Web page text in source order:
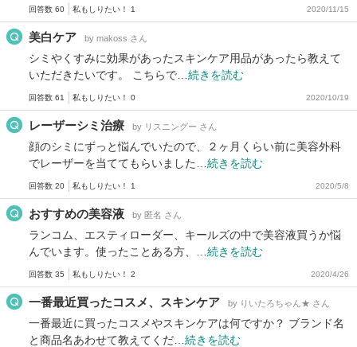
回答数 60 私もしりたい！ 1 2020/11/15
美白ケア by makoss さん
シミやくすみに効果があったスキンケア用品があったら教えて
いただきたいです。 こちらで… 続きを読む
回答数 61 私もしりたい！ 0 2020/10/19
レーザーシミ治療 by リスニングー さん
顔のシミにずっと悩んでいたので、２ヶ月くらい前に美容外科
でレーザーを当ててもらいました… 続きを読む
回答数 20 私もしりたい！ 1 2020/5/8
おすすめの美容液 by 匿名 さん
ランコム、エスティローダー、キールズの中で美容液買うか悩
んでいます。使ったことある方、… 続きを読む
回答数 35 私もしりたい！ 2 2020/4/26
一番最近買ったコスメ、スキンケア by りいたろちゃん★ さん
一番最近に買ったコスメやスキンケアは何ですか？ ブランド名
と商品名あわせて教えてくだ… 続きを読む